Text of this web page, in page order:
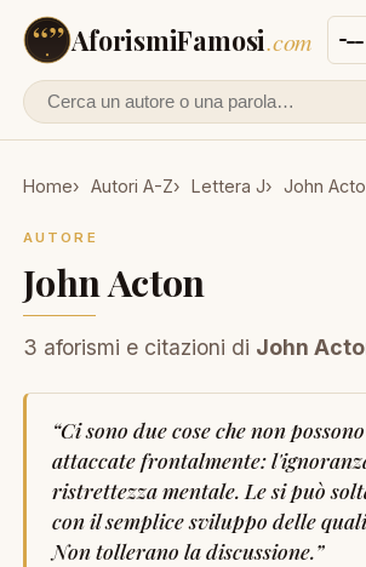
AforismiFamosi.com
Cerca un autore o un aforisma
Home Autori A-Z Lettera J John
AUTORE
John Acton
3 aforismi e citazioni di John
“Ci sono due cose che non
attaccate frontalmente:
ristrettezza mentale. Le si può
con il semplice sviluppo delle
Non tollerano la discussione.”